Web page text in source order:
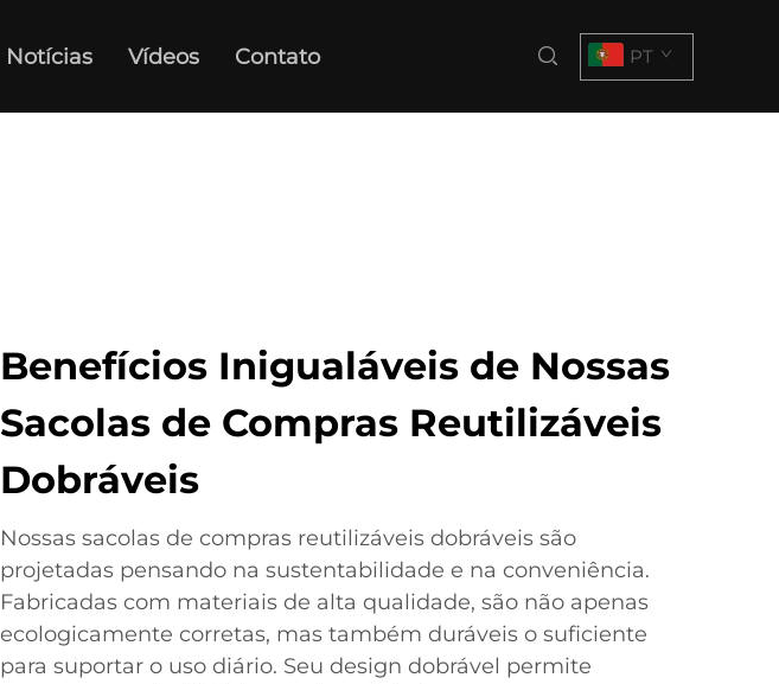
Notícias Vídeos Contato PT
Benefícios Inigualáveis de Nossas
Sacolas de Compras Reutilizáveis
Dobráveis
Nossas sacolas de compras reutilizáveis dobráveis são
projetadas pensando na sustentabilidade e na conveniência.
Fabricadas com materiais de alta qualidade, são não apenas
ecologicamente corretas, mas também duráveis o suficiente
para suportar o uso diário. Seu design dobrável permite